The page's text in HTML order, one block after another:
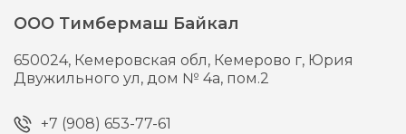
ООО Тимбермаш Байкал
650024, Кемеровская обл, Кемерово г, Юрия
Двужильного ул, дом № 4а, пом.2
+7 (908) 653-77-61